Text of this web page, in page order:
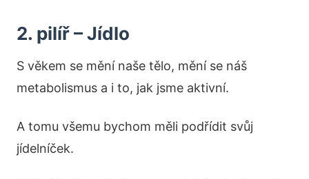
2. pilíř – Jídlo
S věkem se mění naše tělo, mění se náš
metabolismus a i to, jak jsme aktivní.
A tomu všemu bychom měli podřídit svůj
jídelníček.